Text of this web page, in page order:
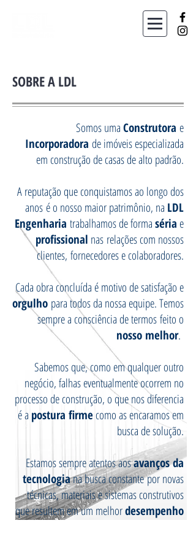
Somos umaConstrutora e
Incorporadora de imóveis especializada
em construção de casas de alto padrão.
A reputação que conquistamos ao longo dos
anos é o nosso maior patrimônio, na LDL
Engenharia trabalhamos de formaséria e
profissional nas relações com nossos
clientes, fornecedores e colaboradores.
Cada obra concluída é motivo de satisfação e
orgulho para todos da nossa equipe. Temos
sempre a consciência de termos feito o
nosso melhor.
Sabemos que, como em qualquer outro
negócio, falhas eventualmente ocorrem no
processo de construção, o que nos diferencia
é a postura firmecomo as encaramos em
busca de solução.
Estamos sempre atentos aosavanços da
tecnologiana busca constante por novas
técnicas, materiais e sistemas construtivos
que resultem em um melhordesempenho
SOBRE A LDL